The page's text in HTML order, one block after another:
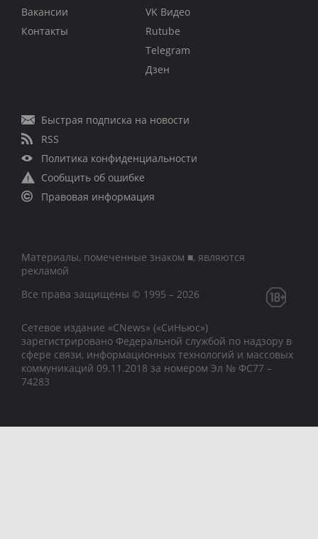
Вакансии
Контакты
VK Видео
Rutube
Telegram
Дзен
Быстрая подписка на новости
RSS
Политика конфиденциальности
Сообщить об ошибке
Правовая информация
Материалы, помеченные знаком ■, являются
рекламой
Все права защищены © 1995 – 2026
Сетевое издание «CNews» («СиНьюс»)
зарегистрировано Федеральной службой по надзору в
сфере связи, информационных технологий и массовых
коммуникаций 09.11.2018 за номером Эл № ФС77 –
74283